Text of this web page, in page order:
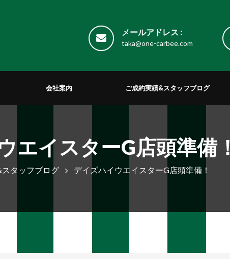
メールアドレス :
taka@one-carbee.com
会社案内 ご成約実績&スタッフブログ
エイスターG店頭準備！
タッフブログ デイズハイウエイスターG店頭準備！